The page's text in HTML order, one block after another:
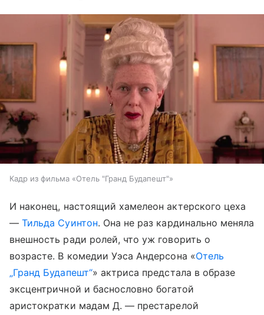
Кадр из фильма «Отель "Гранд Будапешт"»
И наконец, настоящий хамелеон актерского цеха
—Тильда Суинтон. Она не раз кардинально меняла
внешность ради ролей, что уж говорить о
возрасте. В комедии Уэса Андерсона «Отель
„Гранд Будапешт“» актриса предстала в образе
эксцентричной и баснословно богатой
аристократки мадам Д. — престарелой